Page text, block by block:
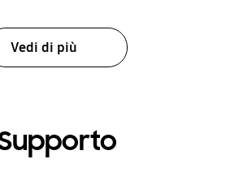
Vedi di più